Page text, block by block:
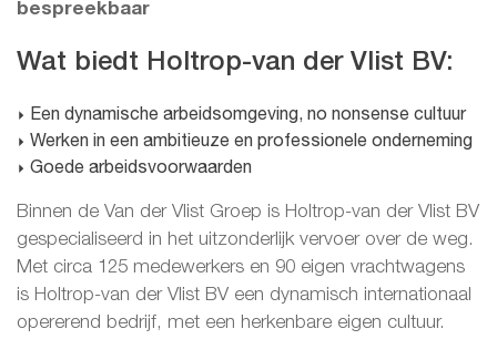
bespreekbaar
Wat biedt Holtrop-van der Vlist BV:
Een dynamische arbeidsomgeving, no nonsense cultuur
Werken in een ambitieuze en professionele onderneming
Goede arbeidsvoorwaarden
Binnen de Van der Vlist Groep is Holtrop-van der Vlist BV
gespecialiseerd in het uitzonderlijk vervoer over de weg.
Met circa 125 medewerkers en 90 eigen vrachtwagens
is Holtrop-van der Vlist BV een dynamisch internationaal
opererend bedrijf, met een herkenbare eigen cultuur.